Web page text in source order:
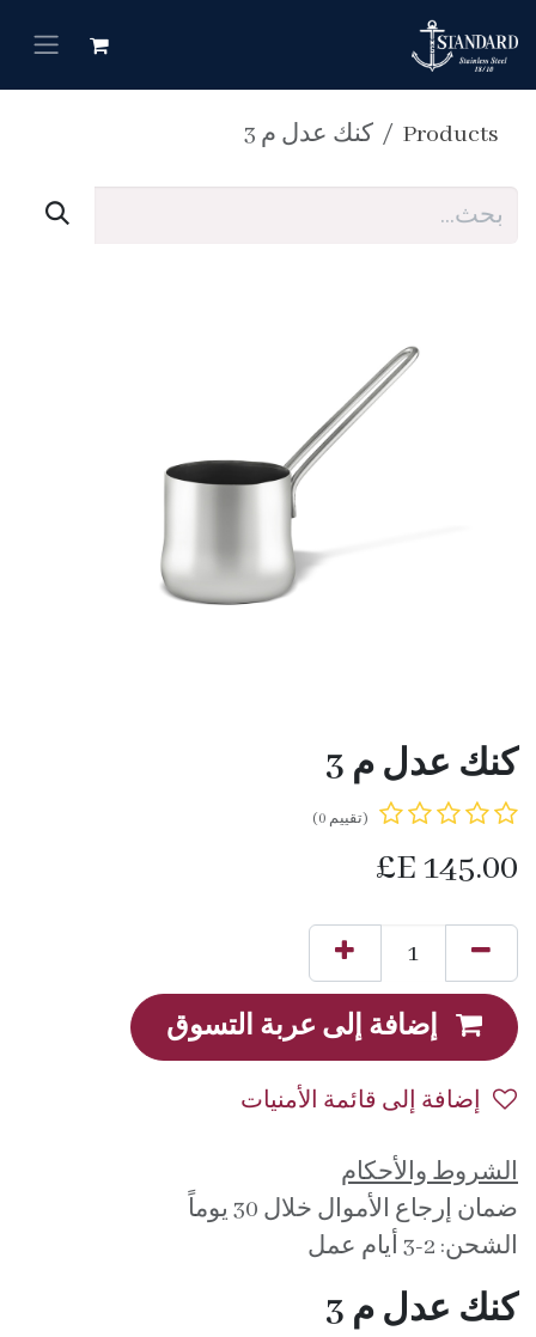
تخطي للذهاب إلى المحتوى
Products كنك عدل م 3
كنك عدل م 3
(تقييم 0)
145.00
إضافة إلى عربة التسوق
إضافة إلى قائمة الأمنيات
الشروط والأحكام
ضمان إرجاع الأموال خلال 30 يوماً
الشحن: 2-3 أيام عمل
كنك عدل م 3